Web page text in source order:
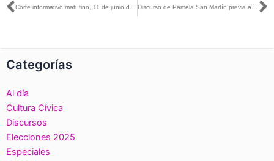
Ant
Categorías
Al día
Cultura Cívica
Discursos
Elecciones 2025
Especiales